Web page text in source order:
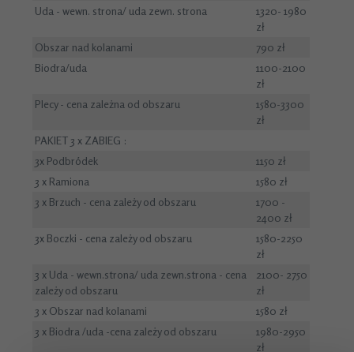
Uda - wewn. strona/ uda zewn. strona
1320- 1980
zł
Obszar nad kolanami
790 zł
Biodra/uda
1100-2100
zł
Plecy - cena zależna od obszaru
1580-3300
zł
PAKIET 3 x ZABIEG :
3x Podbródek
1150 zł
3 x Ramiona
1580 zł
3 x Brzuch - cena zależy od obszaru
1700 -
2400 zł
3x Boczki - cena zależy od obszaru
1580-2250
zł
3 x Uda - wewn.strona/ uda zewn.strona - cena
zależy od obszaru
2100- 2750
zł
3 x Obszar nad kolanami
1580 zł
3 x Biodra /uda -cena zależy od obszaru
1980-2950
zł